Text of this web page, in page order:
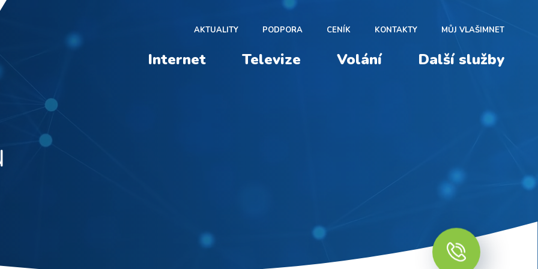
AKTUALITY PODPORA CENÍK KONTAKTY MŮJ VLAŠIMNET
Internet Televize Volání Další služby